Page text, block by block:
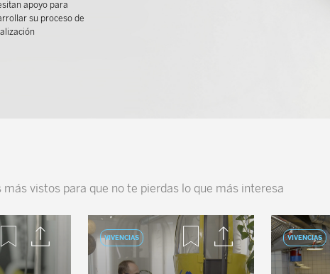
apoyo para
su proceso de
vistos para que no te pierdas lo que más interesa
VIVENCIAS VIVENCIAS